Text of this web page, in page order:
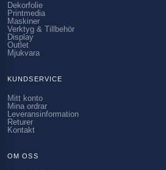
Dekorfolie
Printmedia
Maskiner
Verktyg & Tillbehör
Display
Outlet
Mjukvara
KUNDSERVICE
Mitt konto
Mina ordrar
Leveransinformation
Returer
Kontakt
OM OSS